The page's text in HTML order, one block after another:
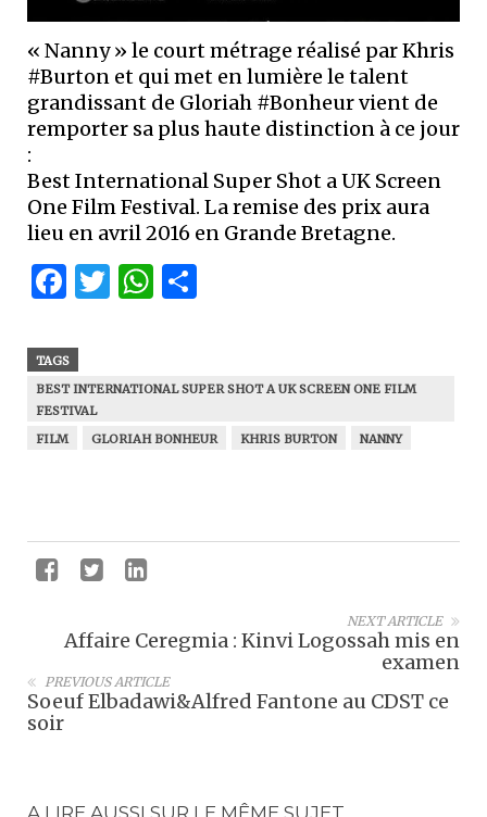
« Nanny » le court métrage réalisé par Khris
#Burton et qui met en lumière le talent
grandissant de Gloriah #Bonheur vient de
remporter sa plus haute distinction à ce jour
:
Best International Super Shot a UK Screen
One Film Festival. La remise des prix aura
lieu en avril 2016 en Grande Bretagne. ‪
Facebook
Twitter
WhatsApp
TAGS
BEST INTERNATIONAL SUPER SHOT A UK SCREEN ONE FILM
FESTIVAL
FILM
GLORIAH BONHEUR KHRIS BURTON NANNY
NEXT ARTICLE
Affaire Ceregmia : Kinvi Logossah mis en
examen
PREVIOUS ARTICLE
Soeuf Elbadawi&Alfred Fantone au CDST ce
soir
A LIRE AUSSI SUR LE MÊME SUJET